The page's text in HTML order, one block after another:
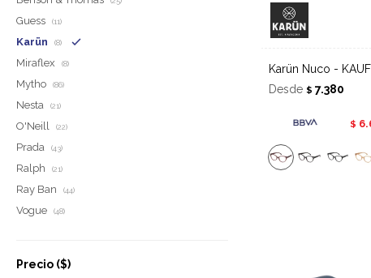
Karün Nuco -
Desde $ 7.380
$
Guess (11)
Karün (8)
Miraflex (8)
Mytho (86)
Nesta (21)
O'Neill (22)
Prada (43)
Ralph (21)
Ray Ban (44)
Vogue (48)
Precio ($)